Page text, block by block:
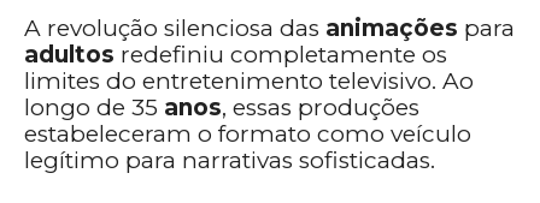
A revolução silenciosa das animações para
adultos redefiniu completamente os
limites do entretenimento televisivo. Ao
longo de 35 anos, essas produções
estabeleceram o formato como veículo
legítimo para narrativas sofisticadas.